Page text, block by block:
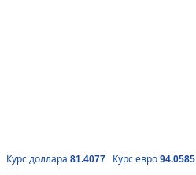
Курс доллара 81.4077 Курс евро 94.0585